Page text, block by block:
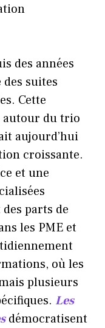
des années
suites
Cette
autour du trio
aujourd’hui
croissante.
et une
parts de
les PME et
où les
plusieurs
Les
démocratisent